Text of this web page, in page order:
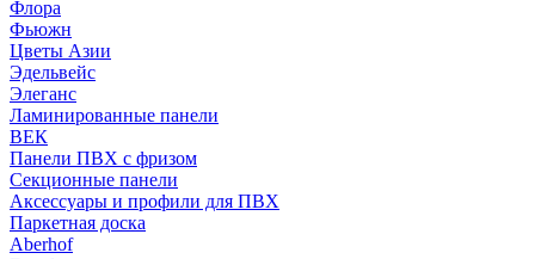
Флора
Фьюжн
Цветы Азии
Эдельвейс
Элеганс
Ламинированные панели
ВЕК
Панели ПВХ с фризом
Секционные панели
Аксессуары и профили для ПВХ
Паркетная доска
Aberhof